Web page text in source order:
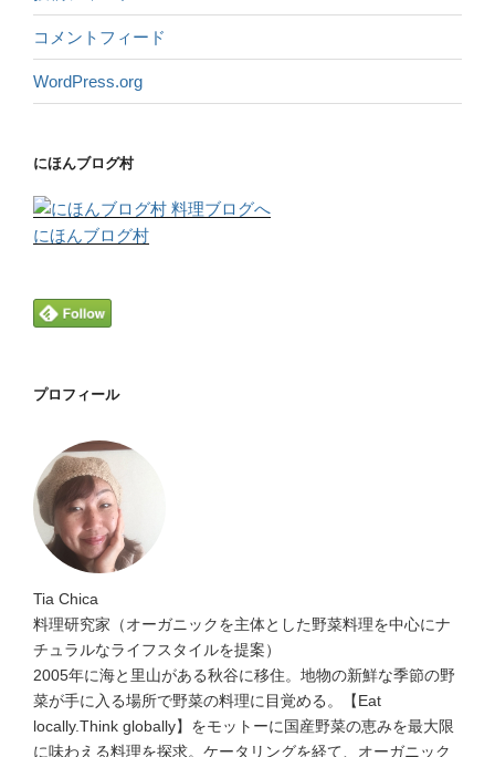
コメントフィード
WordPress.org
にほんブログ村
にほんブログ村
プロフィール
Tia Chica
料理研究家（オーガニックを主体とした野菜料理を中心にナ
チュラルなライフスタイルを提案）
2005年に海と里山がある秋谷に移住。地物の新鮮な季節の野
菜が手に入る場所で野菜の料理に目覚める。【Eat
locally.Think globally】をモットーに国産野菜の恵みを最大限
に味わえる料理を探求。ケータリングを経て、オーガニック